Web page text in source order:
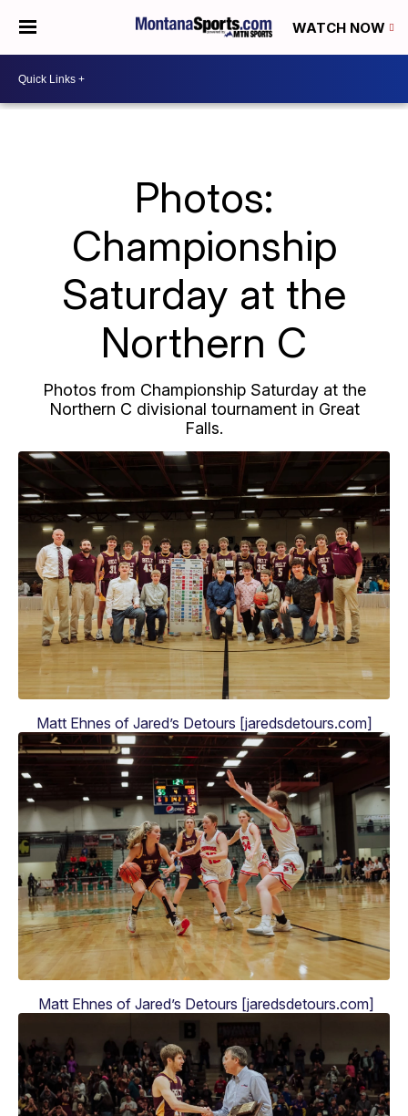
WATCH NOW
Photos:
Championship
Saturday at the
Northern C
Photos from Championship Saturday at the
Northern C divisional tournament in Great
Falls.
Matt Ehnes of Jared’s Detours [jaredsdetours.com]
Matt Ehnes of Jared’s Detours [jaredsdetours.com]